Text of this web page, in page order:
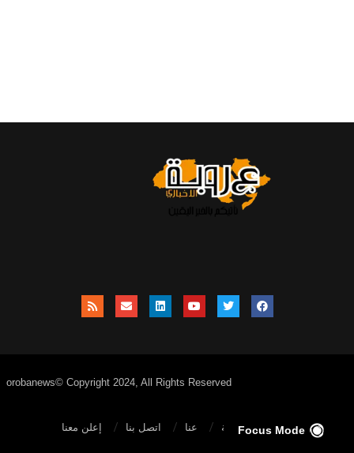
orobanews© Copyright 2024, All Rights Reserved
الصفحة الرئيسية عنا اتصل بنا إعلن معنا Focus Mode